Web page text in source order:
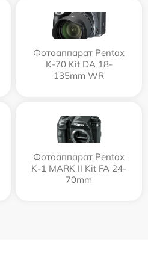
Фотоаппарат Pentax
K-70 Kit DA 18-
135mm WR
Фотоаппарат Pentax
K-1 MARK II Kit FA 24-
70mm